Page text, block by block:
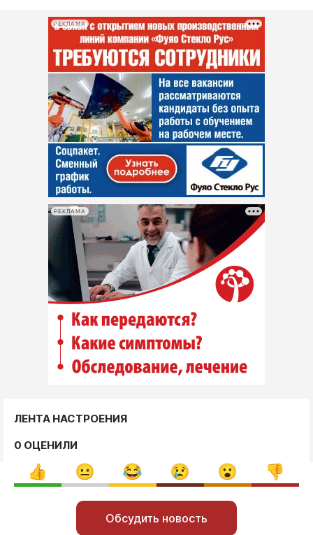
РЕКЛАМА
РЕКЛАМА
ЛЕНТА НАСТРОЕНИЯ
0 ОЦЕНИЛИ
Обсудить новость